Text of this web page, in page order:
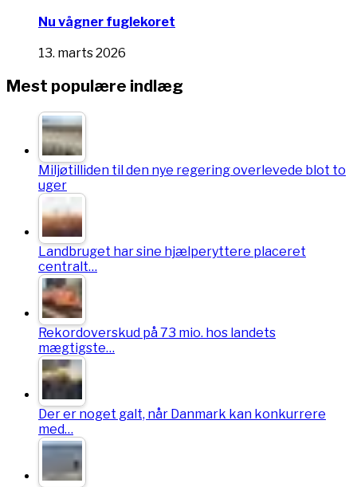
Nu vågner fuglekoret
13. marts 2026
Mest populære indlæg
Miljøtilliden til den nye regering overlevede blot to
uger
Landbruget har sine hjælperyttere placeret
centralt…
Rekordoverskud på 73 mio. hos landets
mægtigste…
Der er noget galt, når Danmark kan konkurrere
med…